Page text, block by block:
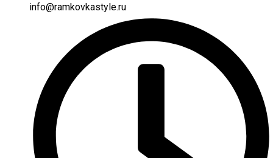
info@ramkovkastyle.ru